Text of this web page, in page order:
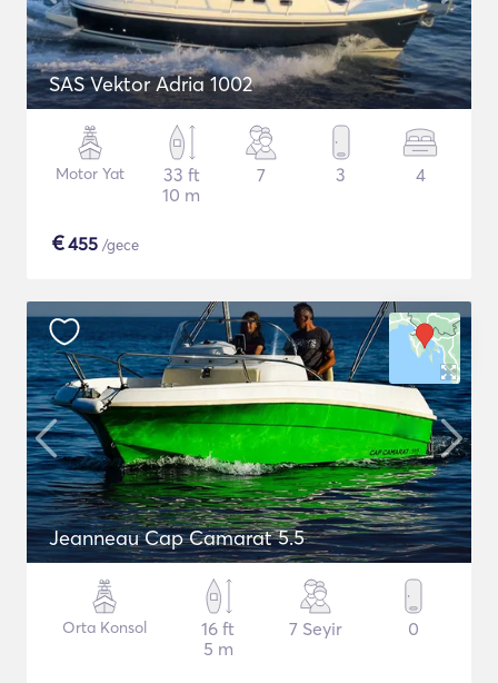
SAS Vektor Adria 1002
Motor Yat
33 ft
10 m
7 3 4
€455 /gece
Jeanneau Cap Camarat 5.5
Orta Konsol
16 ft
5 m
7 Seyir 0